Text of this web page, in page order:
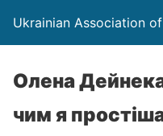
Ukrainian Association
Олена
чим я